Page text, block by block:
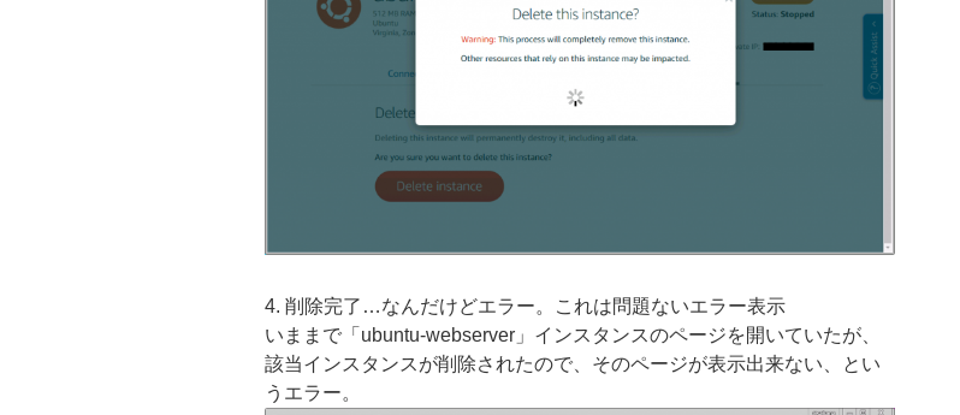
4. 削除完了…なんだけどエラー。これは問題ないエラー表示
いままで「ubuntu-webserver」インスタンスのページを開いていたが、
該当インスタンスが削除されたので、そのページが表示出来ない、とい
うエラー。